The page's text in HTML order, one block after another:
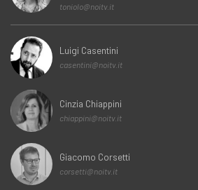
toniolo@noitv.it
Luigi Casentini
casentini@noitv.it
Cinzia Chiappini
chiappini@noitv.it
Giacomo Corsetti
corsetti@noitv.it